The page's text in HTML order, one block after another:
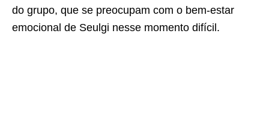
do grupo, que se preocupam com o bem-estar
emocional de Seulgi nesse momento difícil.